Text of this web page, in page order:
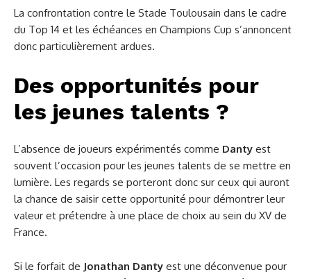
La confrontation contre le Stade Toulousain dans le cadre
du Top 14 et les échéances en Champions Cup s’annoncent
donc particulièrement ardues.
Des opportunités pour
les jeunes talents ?
L’absence de joueurs expérimentés comme Danty est
souvent l’occasion pour les jeunes talents de se mettre en
lumière. Les regards se porteront donc sur ceux qui auront
la chance de saisir cette opportunité pour démontrer leur
valeur et prétendre à une place de choix au sein du XV de
France.
Si le forfait de Jonathan Danty est une déconvenue pour